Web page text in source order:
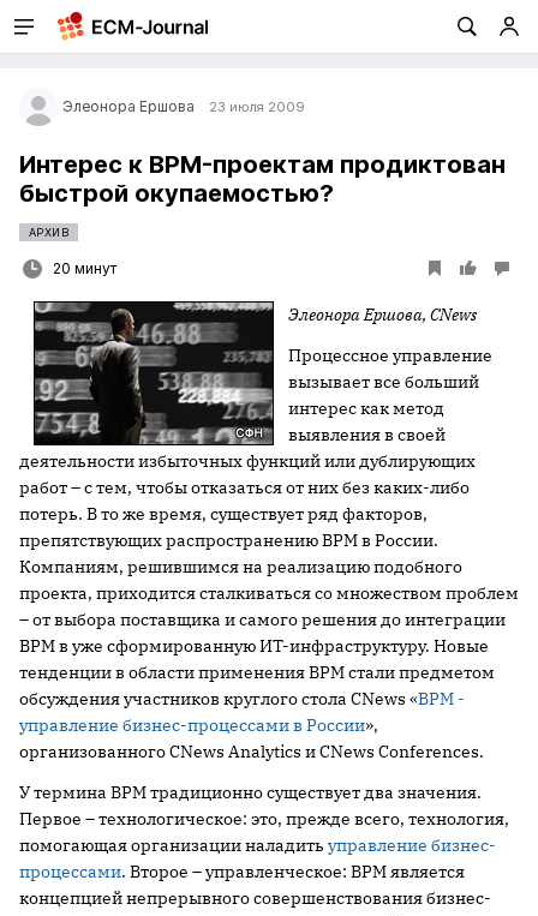
Элеонора Ершова 23 июля 2009
Интерес к BPM-проектам продиктован
быстрой окупаемостью?
АРХИВ
20 минут
Элеонора Ершова, CNews
Процессное управление
вызывает все больший
интерес как метод
выявления в своей
деятельности избыточных функций или дублирующих
работ – с тем, чтобы отказаться от них без каких-либо
потерь. В то же время, существует ряд факторов,
препятствующих распространению BРМ в России.
Компаниям, решившимся на реализацию подобного
проекта, приходится сталкиваться со множеством проблем
– от выбора поставщика и самого решения до интеграции
ВРМ в уже сформированную ИТ-инфраструктуру. Новые
тенденции в области применения BPM стали предметом
обсуждения участников круглого стола CNews «BPM -
управление бизнес-процессами в России»,
организованного CNews Analytics и CNews Conferences.
У термина BPM традиционно существует два значения.
Первое – технологическое: это, прежде всего, технология,
помогающая организации наладить управление бизнес-
процессами. Второе – управленческое: BPM является
концепцией непрерывного совершенствования бизнес-